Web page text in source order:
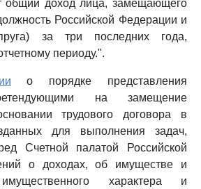
общий доход лица, замещающего
Российской Федерации и
за три последних года,
периоду.".
о порядке представления
на замещение
трудового договора в
для выполнения задач,
Счетной палатой Российской
о доходах, об имуществе и
имущественного характера и